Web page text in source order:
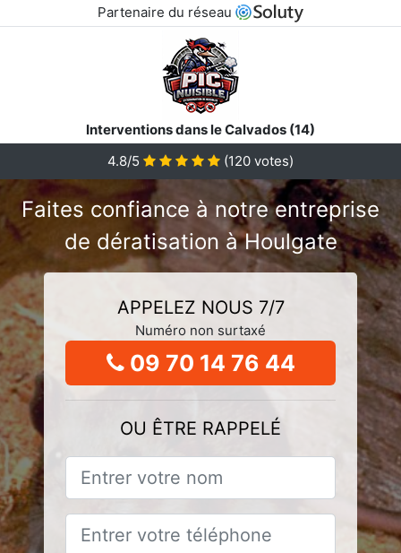
Partenaire du réseau
Interventions dans le Calvados (14)
4.8/5
(120 votes)
Faites confiance à notre entreprise
de dératisation à Houlgate
APPELEZ NOUS 7/7
Numéro non surtaxé
09 70 14 76 44
OU ÊTRE RAPPELÉ